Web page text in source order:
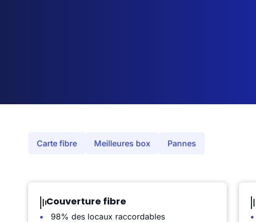
Carte fibre Meilleures box Pannes
Couverture fibre
98% des locaux raccordables